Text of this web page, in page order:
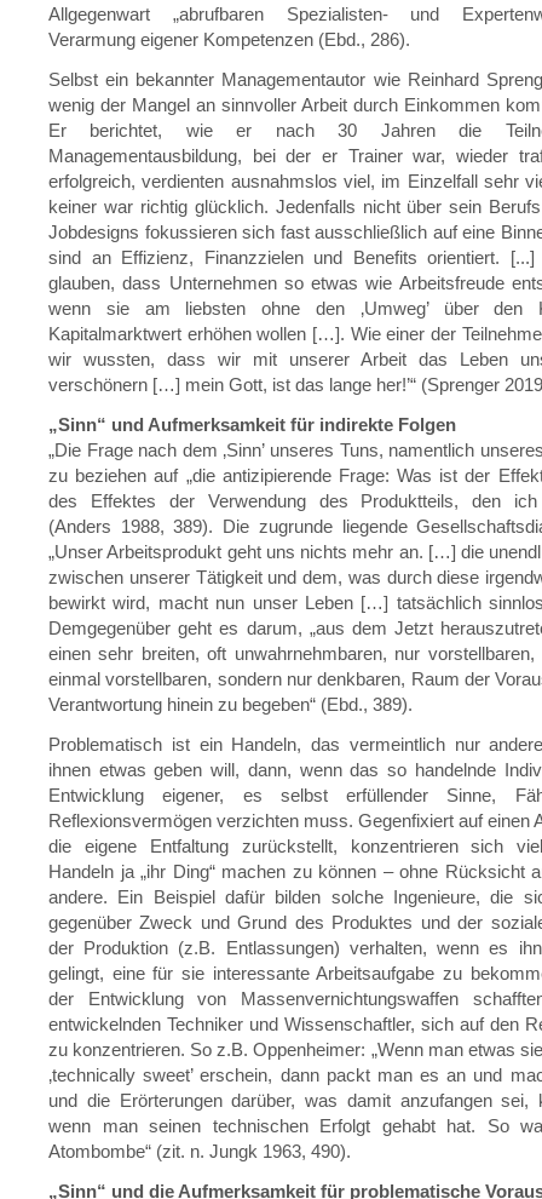
Allgegenwart „abrufbaren Spezialisten- und
Verarmung eigener Kompetenzen (Ebd., 286).
Selbst ein bekannter Managementautor wie Reinhard
wenig der Mangel an sinnvoller Arbeit durch Einkommen
Er berichtet, wie er nach 30 Jahren die
Managementausbildung, bei der er Trainer war, wieder
erfolgreich, verdienten ausnahmslos viel, im Einzelfall sehr
keiner war richtig glücklich. Jedenfalls nicht über sein
Jobdesigns fokussieren sich fast ausschließlich auf eine
sind an Effizienz, Finanzzielen und Benefits orientiert.
glauben, dass Unternehmen so etwas wie Arbeitsfreude
wenn sie am liebsten ohne den ‚Umweg’ über den
Kapitalmarktwert erhöhen wollen […]. Wie einer der
wir wussten, dass wir mit unserer Arbeit das Leben
verschönern […] mein Gott, ist das lange her!’“ (Sprenger
„Sinn“ und Aufmerksamkeit für indirekte Folgen
„Die Frage nach dem ‚Sinn’ unseres Tuns, namentlich
zu beziehen auf „die antizipierende Frage: Was ist der
des Effektes der Verwendung des Produktteils, den ich
(Anders 1988, 389). Die zugrunde liegende
„Unser Arbeitsprodukt geht uns nichts mehr an. […] die
zwischen unserer Tätigkeit und dem, was durch diese
bewirkt wird, macht nun unser Leben […] tatsächlich
Demgegenüber geht es darum, „aus dem Jetzt
einen sehr breiten, oft unwahrnehmbaren, nur
einmal vorstellbaren, sondern nur denkbaren, Raum der
Verantwortung hinein zu begeben“ (Ebd., 389).
Problematisch ist ein Handeln, das vermeintlich nur
ihnen etwas geben will, dann, wenn das so handelnde
Entwicklung eigener, es selbst erfüllender Sinne,
Reflexionsvermögen verzichten muss. Gegenfixiert auf einen
die eigene Entfaltung zurückstellt, konzentrieren sich
Handeln ja „ihr Ding“ machen zu können – ohne Rücksicht
andere. Ein Beispiel dafür bilden solche Ingenieure, die
gegenüber Zweck und Grund des Produktes und der
der Produktion (z.B. Entlassungen) verhalten, wenn es
gelingt, eine für sie interessante Arbeitsaufgabe zu
der Entwicklung von Massenvernichtungswaffen
entwickelnden Techniker und Wissenschaftler, sich auf den
zu konzentrieren. So z.B. Oppenheimer: „Wenn man etwas
‚technically sweet’ erschein, dann packt man es an und
und die Erörterungen darüber, was damit anzufangen sei,
wenn man seinen technischen Erfolgt gehabt hat. So
Atombombe“ (zit. n. Jungk 1963, 490).
„Sinn“ und die Aufmerksamkeit für problematische